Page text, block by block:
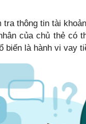
tra thông tin tài
của chủ thẻ có
biến là hành vi vay